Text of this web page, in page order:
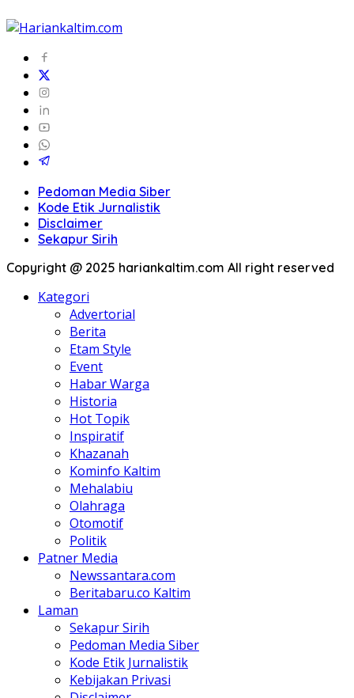
Pedoman Media Siber
Kode Etik Jurnalistik
Disclaimer
Sekapur Sirih
Copyright @ 2025 hariankaltim.com All right reserved
Kategori
Advertorial
Berita
Etam Style
Event
Habar Warga
Historia
Hot Topik
Inspiratif
Khazanah
Kominfo Kaltim
Mehalabiu
Olahraga
Otomotif
Politik
Patner Media
Newssantara.com
Beritabaru.co Kaltim
Laman
Sekapur Sirih
Pedoman Media Siber
Kode Etik Jurnalistik
Kebijakan Privasi